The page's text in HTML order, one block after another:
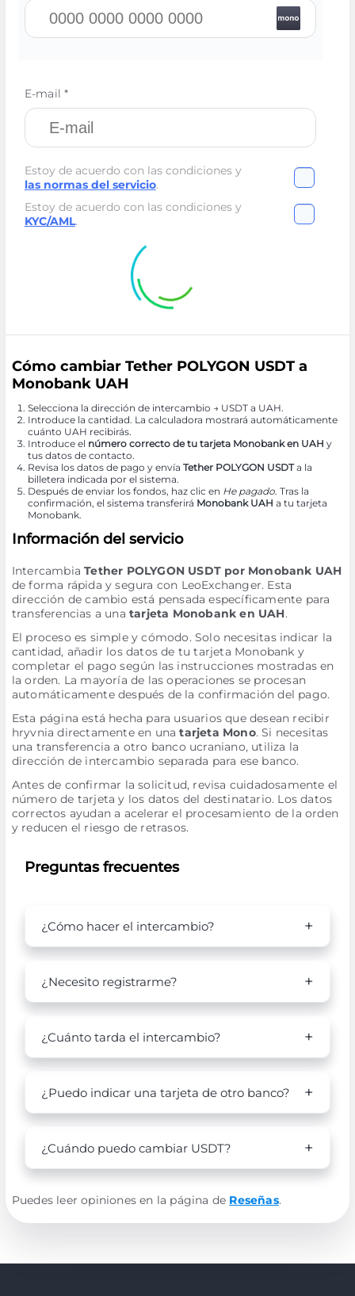
E-mail *
Estoy de acuerdo con las condiciones y
las normas del servicio.
Estoy de acuerdo con las condiciones y
KYC/AML.
Cómo cambiar Tether POLYGON USDT a
Monobank UAH
Selecciona la dirección de intercambio → USDT a UAH.
Introduce la cantidad. La calculadora mostrará automáticamente
cuánto UAH recibirás.
Introduce el número correcto de tu tarjeta Monobank en UAH y
tus datos de contacto.
Revisa los datos de pago y envía Tether POLYGON USDTa la
billetera indicada por el sistema.
Después de enviar los fondos, haz clic en He pagado. Tras la
confirmación, el sistema transferirá Monobank UAH a tu tarjeta
Monobank.
Información del servicio
IntercambiaTether POLYGON USDT por Monobank UAH
de forma rápida y segura con LeoExchanger. Esta
dirección de cambio está pensada específicamente para
transferencias a una tarjeta Monobank en UAH.
El proceso es simple y cómodo. Solo necesitas indicar la
cantidad, añadir los datos de tu tarjeta Monobank y
completar el pago según las instrucciones mostradas en
la orden. La mayoría de las operaciones se procesan
automáticamente después de la confirmación del pago.
Esta página está hecha para usuarios que desean recibir
hryvnia directamente en unatarjeta Mono. Si necesitas
una transferencia a otro banco ucraniano, utiliza la
dirección de intercambio separada para ese banco.
Antes de confirmar la solicitud, revisa cuidadosamente el
número de tarjeta y los datos del destinatario. Los datos
correctos ayudan a acelerar el procesamiento de la orden
y reducen el riesgo de retrasos.
Preguntas frecuentes
¿Cómo hacer el intercambio?
¿Necesito registrarme?
¿Cuánto tarda el intercambio?
¿Puedo indicar una tarjeta de otro banco?
¿Cuándo puedo cambiar USDT?
Puedes leer opiniones en la página de Reseñas.